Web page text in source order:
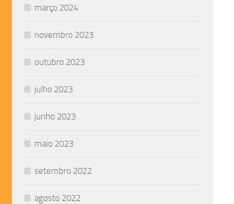
março 2024
novembro 2023
outubro 2023
julho 2023
junho 2023
maio 2023
setembro 2022
agosto 2022